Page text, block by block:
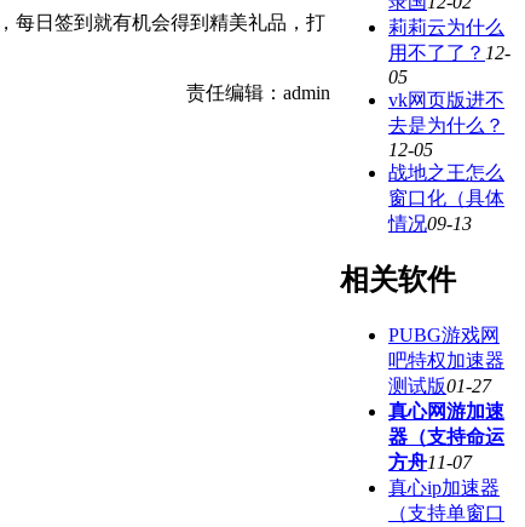
日签到就有机会得到精美礼品，打
责任编辑：admin
莉莉云为什么
用不了了？ 12-
05
vk网页版进不
去是为什么？
12-05
战地之王怎么
窗口化（具体
情况09-13
相关软件
PUBG游戏网
吧特权加速器
测试版01-27
真心网游加速
器（支持命运
方舟11-07
真心ip加速器
（支持单窗口